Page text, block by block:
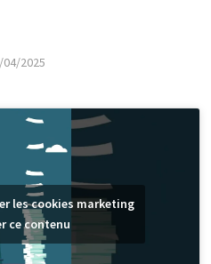
04/2025
les cookies marketing
ce contenu